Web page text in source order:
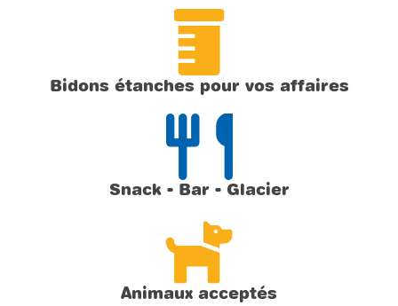
Bidons étanches pour vos affaires
Snack - Bar - Glacier
Animaux acceptés